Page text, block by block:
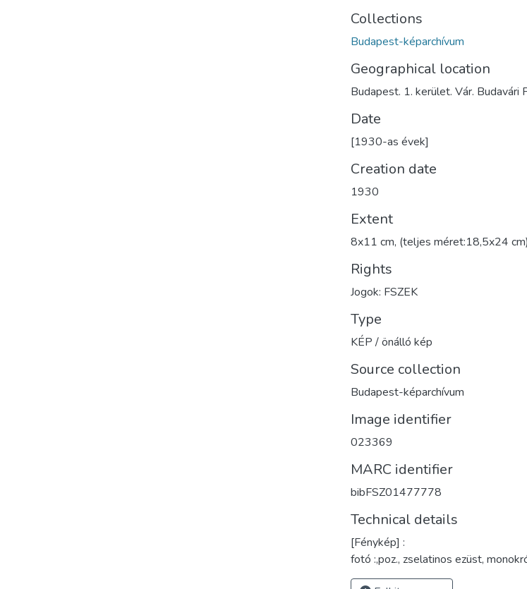
Collections
Budapest-képarchívum
Geographical location
Budapest. 1. kerület. Vár. Budavári
Date
[1930-as évek]
Creation date
1930
Extent
8x11 cm, (teljes méret:18,5x24 cm)
Rights
Jogok: FSZEK
Type
KÉP / önálló kép
Source collection
Budapest-képarchívum
Image identifier
023369
MARC identifier
bibFSZ01477778
Technical details
[Fénykép] :
fotó :,poz., zselatinos ezüst,